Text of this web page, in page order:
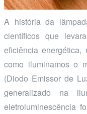
A história da
científicos que
eficiência energética,
como iluminamos o
(Diodo Emissor de
generalizado na
eletroluminescência